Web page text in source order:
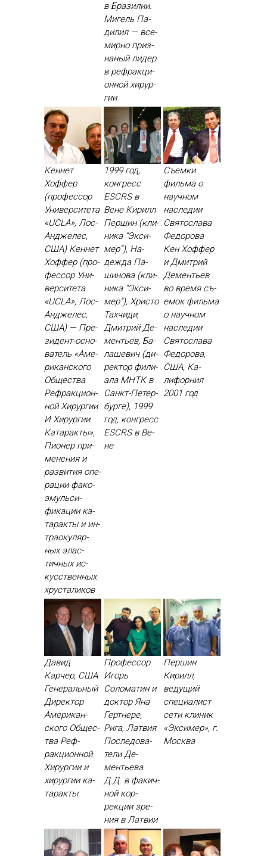
в Бра­зилии.
Ми­гель Па­
дилия — все­
мир­но приз­
на­ный ли­дер
в реф­ракци­
он­ной хи­рур­
гии
Кеннет
Хоффер
(профессор
Университета
«UCLA», Лос-
Анджелес,
США) Кен­нет
Хоф­фер (про­
фес­сор Уни­
вер­си­тета
«UCLA», Лос-
Ан­дже­лес,
США) — Пре­
зидент-ос­но­
ватель «Аме­
рикан­ско­го
Об­щес­тва
Реф­ракци­он­
ной Хи­рур­гии
И Хи­рур­гии
Ка­тарак­ты»,
Пи­онер при­
мене­ния и
раз­ви­тия опе­
рации фа­ко­
эмуль­си­
фика­ции ка­
тарак­ты и ин­
тра­оку­ляр­
ных элас­
тичных ис­
кусс­твен­ных
хрус­та­ликов
1999 год,
конгресс
ESCRS в
Вене Ки­рилл
Пер­шин (кли­
ника “Эк­си­
мер”), На­
деж­да Па­
шино­ва (кли­
ника “Эк­си­
мер”), Хрис­то
Тах­чи­ди,
Дмит­рий Де­
менть­ев, Ба­
лаше­вич (ди­
рек­тор фи­ли­
ала МНТК в
Санкт-Пе­тер­
бурге), 1999
год, кон­гресс
ESCRS в Ве­
не
Съемки
фильма о
научном
наследии
Святослава
Федорова
Кен Хоф­фер
и Дмит­рий
Де­менть­ев
во вре­мя съ­
емок филь­ма
о на­уч­ном
нас­ле­дии
Свя­тос­ла­ва
Фе­доро­ва,
США, Ка­
лифор­ния
2001 год
Давид
Карчер, США
Ге­нераль­ный
Ди­рек­тор
Аме­рикан­
ско­го Об­щес­
тва Реф­
ракци­он­ной
Хи­рур­гии и
хи­рур­гии ка­
тарак­ты
Профессор
Игорь
Соломатин и
доктор Яна
Гертнере,
Рига, Латвия
Пос­ле­дова­
тели Де­
менть­ева
Д.Д. в фа­кич­
ной кор­
рекции зре­
ния в Лат­вии
Першин
Кирилл,
ведущий
специалист
сети клиник
«Эксимер», г.
Москва